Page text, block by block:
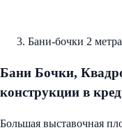
Бани-бочки 2
Бани Бочки,
конструкции в
Большая выставочная